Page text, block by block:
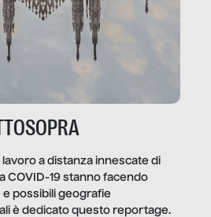
a distanza innescate di
COVID-19 stanno facendo
possibili geografie
è dedicato questo reportage.